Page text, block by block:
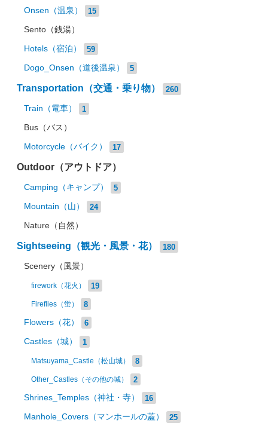
Onsen（温泉） 15
Sento（銭湯）
Hotels（宿泊） 59
Dogo_Onsen（道後温泉） 5
Transportation（交通・乗り物） 260
Train（電車） 1
Bus（バス）
Motorcycle（バイク） 17
Outdoor（アウトドア）
Camping（キャンプ） 5
Mountain（山） 24
Nature（自然）
Sightseeing（観光・風景・花） 180
Scenery（風景）
firework（花火） 19
Fireflies（蛍） 8
Flowers（花） 6
Castles（城） 1
Matsuyama_Castle（松山城） 8
Other_Castles（その他の城） 2
Shrines_Temples（神社・寺） 16
Manhole_Covers（マンホールの蓋） 25